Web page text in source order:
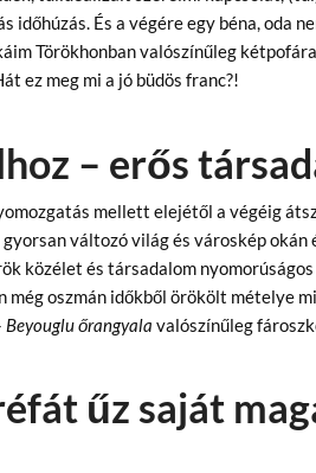
időhúzás. És a végére egy béna, oda
Törökhonban valószínűleg
ez meg mi a jó büdös franc?!
– erős
mellett elejétől a végéig
változó világ és városkép
közélet és társadalom
még oszmán időkből örökölt mételye
Beyouglu őrangyala valószínűleg
űz saját